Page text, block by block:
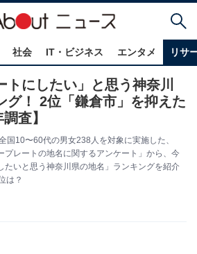
社会 IT・ビジネス エンタメ リサ
トにしたい」と思う神奈川
グ！ 2位「鎌倉市」を抑えた
査】
国10〜60代の男女238人を対象に実施した、
プレートの地名に関するアンケート」から、今
たいと思う神奈川県の地名」ランキングを紹介
は？